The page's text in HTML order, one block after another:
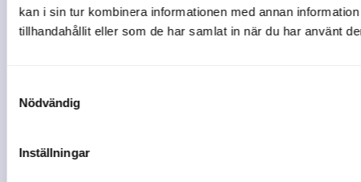
kan i sin tur kombinera informationen med annan
tillhandahållit eller som de har samlat in när du har använt
Nödvändig
Inställningar
Samlade uppdragsavtal och KYC/AML i
ett system och fick bättre ...